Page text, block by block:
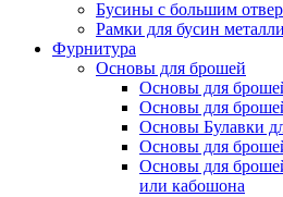
Бусины с большим
Рамки для бусин
Фурнитура
Основы для брошей
Основы для
Основы для
Основы Булавки
Основы для
Основы для
или кабошона